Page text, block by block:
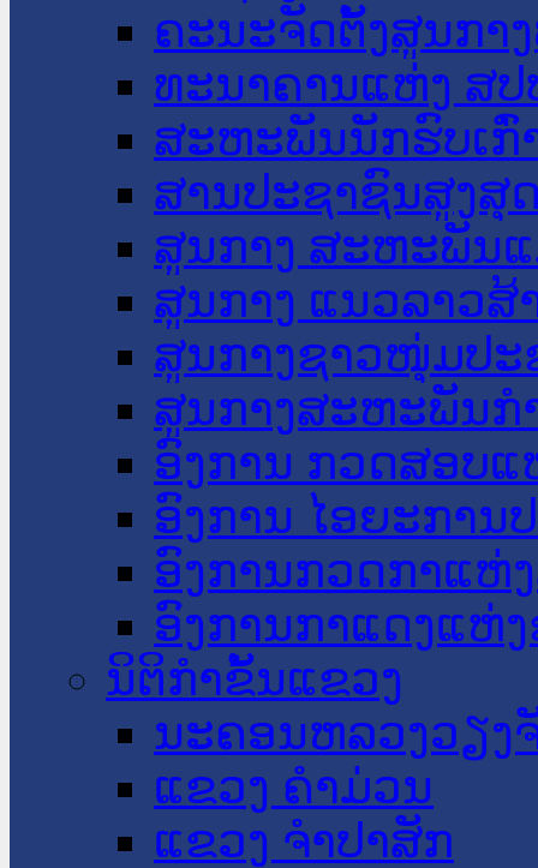
ຄະນະຈັດຕັ້ງສູນກາ
ທະນາຄານແຫ່ງ ສປ
ສະຫະພັນນັກຮົບເກົ່
ສານປະຊາຊົນສູງສຸ
ສູນກາງ ສະຫະພັນ
ສູນກາງ ແນວລາວສ້
ສູນກາງຊາວໜຸ່ມປະ
ສູນກາງສະຫະພັນກ
ອົງການ ກວດສອບແ
ອົງການ ໄອຍະການ
ອົງການກວດກາແຫ່
ອົງການກາແດງແຫ່
ນິຕິກໍາຂັ້ນແຂວງ
ນະ​ຄອນ​ຫລວງວຽງ
ແຂວງ ຄໍາມ່ວນ
ແຂວງ ຈໍາປາສັກ